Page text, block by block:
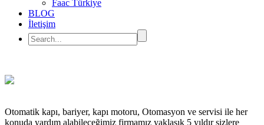
Faac Türkiye
BLOG
İletişim
Otomatik kapı, bariyer, kapı motoru, Otomasyon ve servisi ile her
konuda yardım alabileceğimiz firmamız yaklaşık 5 yıldır sizlere